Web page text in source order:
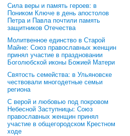
Сила веры и память героев: в
Поником Ключе в день апостолов
Петра и Павла почтили память
защитников Отечества
Молитвенное единство в Старой
Майне: Союз православных женщин
принял участие в праздновании
Боголюбской иконы Божией Матери
Святость семейства: в Ульяновске
чествовали многодетные семьи
региона
С верой и любовью под покровом
Небесной Заступницы: Союз
православных женщин принял
участие в общегородском Крестном
ходе